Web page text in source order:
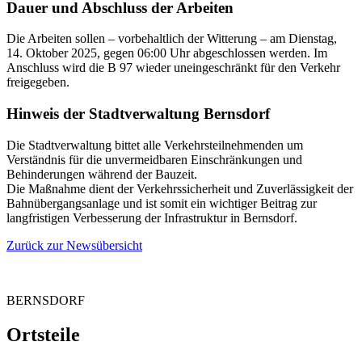
Dauer und Abschluss der Arbeiten
Die Arbeiten sollen – vorbehaltlich der Witterung – am Dienstag,
14. Oktober 2025, gegen 06:00 Uhr abgeschlossen werden. Im
Anschluss wird die B 97 wieder uneingeschränkt für den Verkehr
freigegeben.
Hinweis der Stadtverwaltung Bernsdorf
Die Stadtverwaltung bittet alle Verkehrsteilnehmenden um
Verständnis für die unvermeidbaren Einschränkungen und
Behinderungen während der Bauzeit.
Die Maßnahme dient der Verkehrssicherheit und Zuverlässigkeit der
Bahnübergangsanlage und ist somit ein wichtiger Beitrag zur
langfristigen Verbesserung der Infrastruktur in Bernsdorf.
Zurück zur Newsübersicht
BERNSDORF
Ortsteile